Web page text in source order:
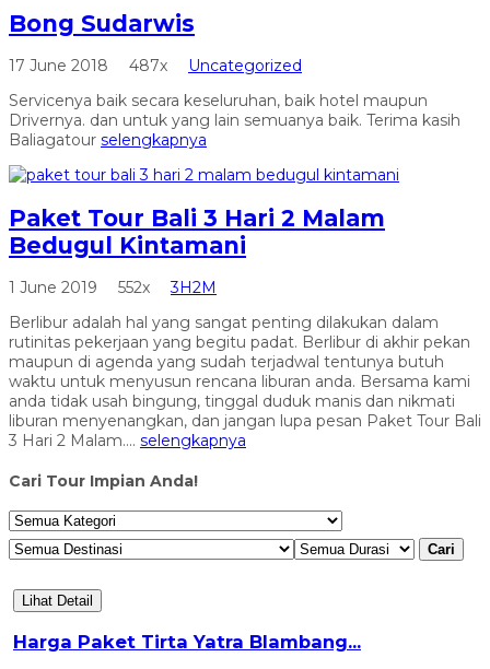
Bong Sudarwis
17 June 2018 487x
Uncategorized
Servicenya baik secara keseluruhan, baik hotel maupun
Drivernya. dan untuk yang lain semuanya baik. Terima kasih
Baliagatour selengkapnya
Paket Tour Bali 3 Hari 2 Malam
Bedugul Kintamani
1 June 2019 552x
3H2M
Berlibur adalah hal yang sangat penting dilakukan dalam
rutinitas pekerjaan yang begitu padat. Berlibur di akhir pekan
maupun di agenda yang sudah terjadwal tentunya butuh
waktu untuk menyusun rencana liburan anda. Bersama kami
anda tidak usah bingung, tinggal duduk manis dan nikmati
liburan menyenangkan, dan jangan lupa pesan Paket Tour Bali
3 Hari 2 Malam.... selengkapnya
Cari Tour Impian Anda!
Cari
Lihat Detail
Harga Paket Tirta Yatra Blambang...